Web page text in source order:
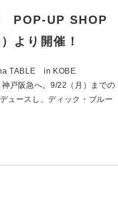
POP-UP SHOP
より開催！
TABLE in KOBE
戸阪急へ。9/22（月）までの
ュースし、ディック・ブルー